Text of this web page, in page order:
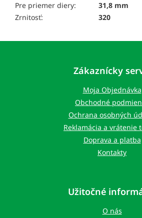
Pre priemer diery:
31,8 mm
Zrnitosť:
320
Zákaznícky
Moja Objednávka
Obchodné
Ochrana osobných
Reklamácia a vrátenie
Doprava a platba
Kontakty
Užitočné
O nás